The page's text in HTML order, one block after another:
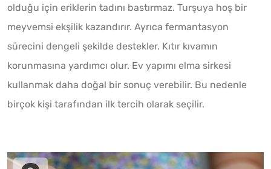
olduğu için eriklerin tadını bastırmaz. Turşuya hoş bir
meyvemsi ekşilik kazandırır. Ayrıca fermantasyon
sürecini dengeli şekilde destekler. Kıtır kıvamın
korunmasına yardımcı olur. Ev yapımı elma sirkesi
kullanmak daha doğal bir sonuç verebilir. Bu nedenle
birçok kişi tarafından ilk tercih olarak seçilir.